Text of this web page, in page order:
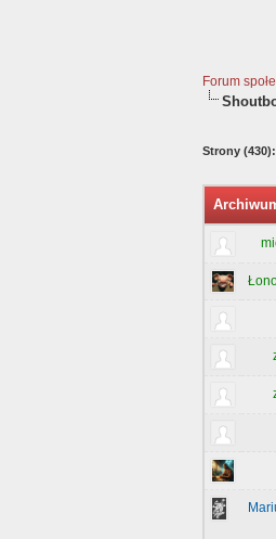
Forum
Strony (430):